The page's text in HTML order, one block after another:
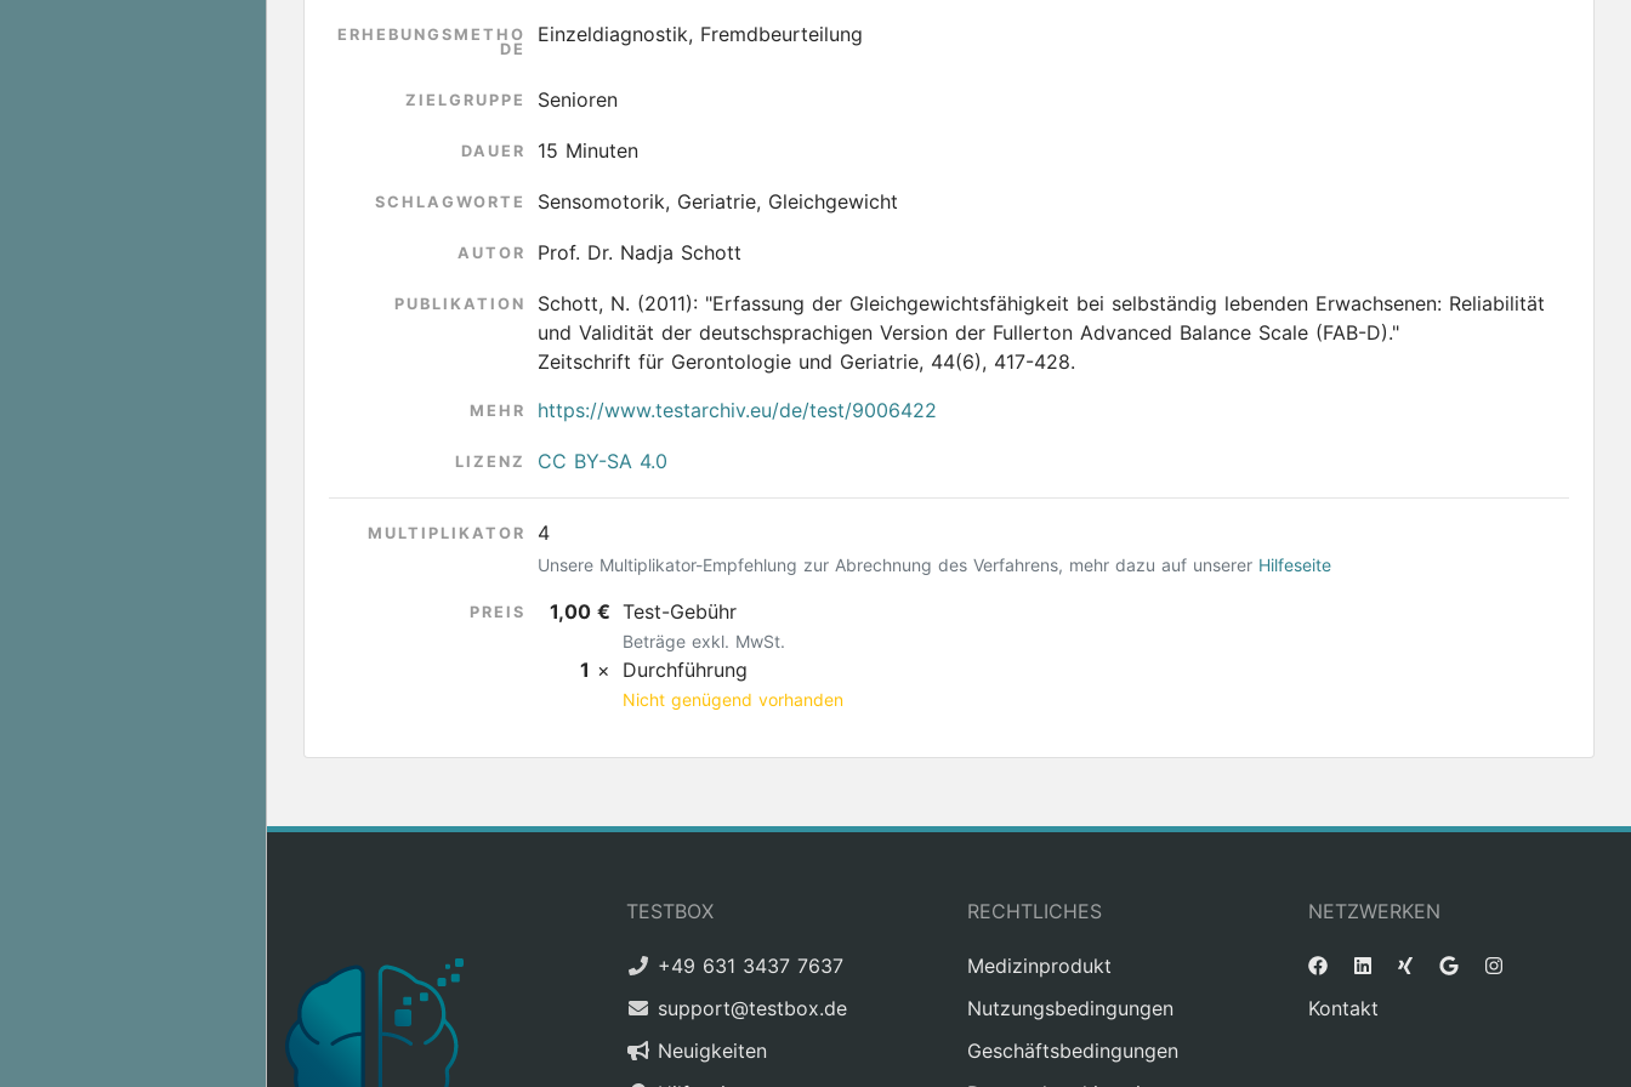
ERHEBUNGSMETHO
DE
Einzeldiagnostik, Fremdbeurteilung
ZIELGRUPPE Senioren
DAUER 15 Minuten
SCHLAGWORTE Sensomotorik, Geriatrie, Gleichgewicht
AUTOR Prof. Dr. Nadja Schott
PUBLIKATION Schott, N. (2011): "Erfassung der Gleichgewichtsfähigkeit bei selbständig lebenden Erwachsenen: Reliabilität
und Validität der deutschsprachigen Version der Fullerton Advanced Balance Scale (FAB-D)."
Zeitschrift für Gerontologie und Geriatrie, 44(6), 417-428.
MEHR https://www.testarchiv.eu/de/test/9006422
LIZENZ CC BY-SA 4.0
MULTIPLIKATOR 4
Unsere Multiplikator-Empfehlung zur Abrechnung des Verfahrens, mehr dazu auf unserer Hilfeseite
PREIS 1,00 € Test-Gebühr
Beträge exkl. MwSt.
1 × Durchführung
Nicht genügend vorhanden
TESTBOX
+49 631 3437 7637
support@testbox.de
Neuigkeiten
RECHTLICHES
Medizinprodukt
Nutzungsbedingungen
Geschäftsbedingungen
NETZWERKEN
Kontakt